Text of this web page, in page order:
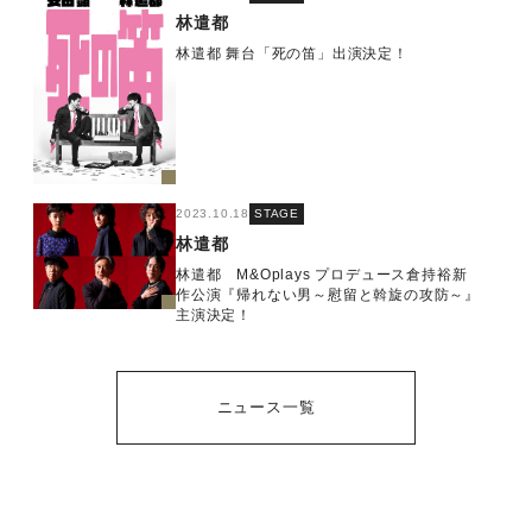
林遣都
林遣都 舞台「死の笛」出演決定！
2023.10.18 STAGE
林遣都
林遣都 M&Oplays プロデュース倉持裕新
作公演『帰れない男～慰留と斡旋の攻防～』
主演決定！
ニュース一覧